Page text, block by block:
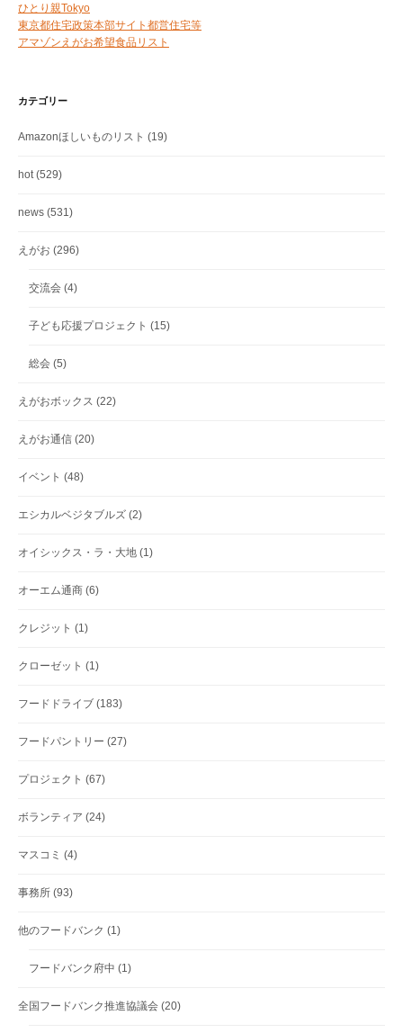
ひとり親Tokyo
東京都住宅政策本部サイト都営住宅等
アマゾンえがお希望食品リスト
カテゴリー
Amazonほしいものリスト (19)
hot(529)
news (531)
えがお (296)
交流会 (4)
子ども応援プロジェクト (15)
総会 (5)
えがおボックス (22)
えがお通信 (20)
イベント (48)
エシカルベジタブルズ (2)
オイシックス・ラ・大地 (1)
オーエム通商 (6)
クレジット (1)
クローゼット (1)
フードドライブ (183)
フードパントリー (27)
プロジェクト (67)
ボランティア (24)
マスコミ (4)
事務所 (93)
他のフードバンク (1)
フードバンク府中 (1)
全国フードバンク推進協議会 (20)